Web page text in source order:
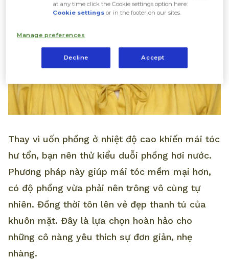
Thay vì uốn phồng ở nhiệt độ cao khiến mái tóc
hư tổn, bạn nên thử kiểu duỗi phồng hơi nước.
Phương pháp này giúp mái tóc mềm mại hơn,
có độ phồng vừa phải nên trông vô cùng tự
nhiên. Đồng thời tôn lên vẻ đẹp thanh tú của
khuôn mặt. Đây là lựa chọn hoàn hảo cho
những cô nàng yêu thích sự đơn giản, nhẹ
nhàng.
at any time click the Cookie settings option here:
Cookie settings or in the footer on our sites.
Manage preferences
Decline Accept